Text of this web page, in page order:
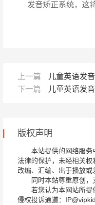
发音矫正系统，这
上一篇
儿童英语发
下一篇
儿童英语发
版权声明
本站提供的网络服
法律的保护，未经相关权
改编、汇编、出于播放或
同时本站尊重原创，
若您认为本网站所提
侵权投诉通道：